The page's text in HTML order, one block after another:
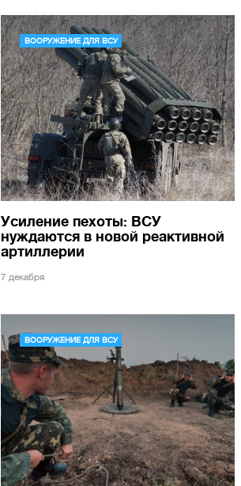
ВООРУЖЕНИЕ ДЛЯ ВСУ
Усиление пехоты: ВСУ
нуждаются в новой реактивной
артиллерии
7 декабря
ВООРУЖЕНИЕ ДЛЯ ВСУ